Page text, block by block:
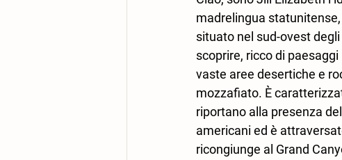
madrelingua
situato nel sud-ovest
scoprire, ricco di
vaste aree desertiche e
mozzafiato. È
riportano alla presenza
americani ed è
ricongiunge al Grand